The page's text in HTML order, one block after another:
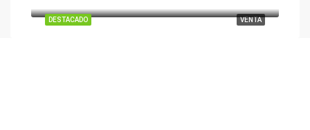
VENTA
DESTACADO